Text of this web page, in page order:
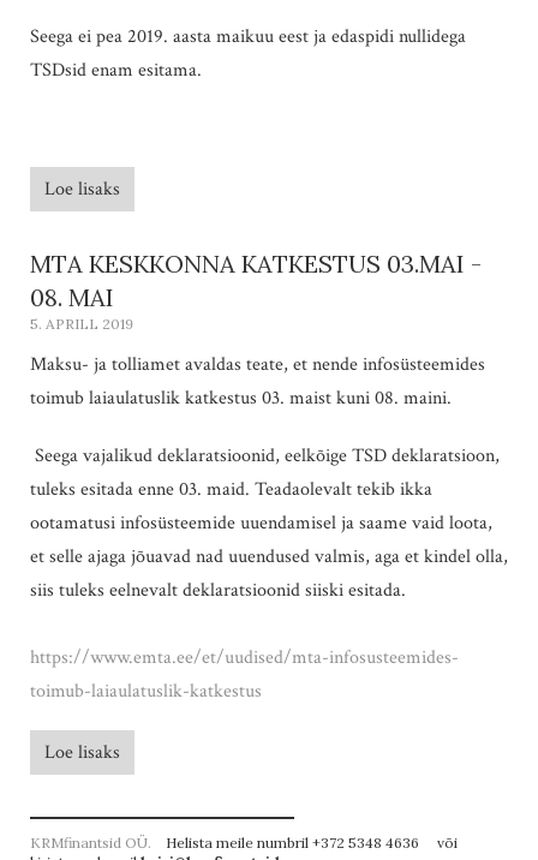
Seega ei pea 2019. aasta maikuu eest ja edaspidi nullidega
TSDsid enam esitama.
Loe lisaks
MTA KESKKONNA KATKESTUS 03.MAI -
08. MAI
5. APRILL 2019
Maksu- ja tolliamet avaldas teate, et nende infosüsteemides
toimub laiaulatuslik katkestus 03. maist kuni 08. maini.
Seega vajalikud deklaratsioonid, eelkõige TSD deklaratsioon,
tuleks esitada enne 03. maid. Teadaolevalt tekib ikka
ootamatusi infosüsteemide uuendamisel ja saame vaid loota,
et selle ajaga jõuavad nad uuendused valmis, aga et kindel olla,
siis tuleks eelnevalt deklaratsioonid siiski esitada.
https://www.emta.ee/et/uudised/mta-infosusteemides-
toimub-laiaulatuslik-katkestus
Loe lisaks
KRMfinantsid OÜ. Helista meile numbril +372 5348 4636 või